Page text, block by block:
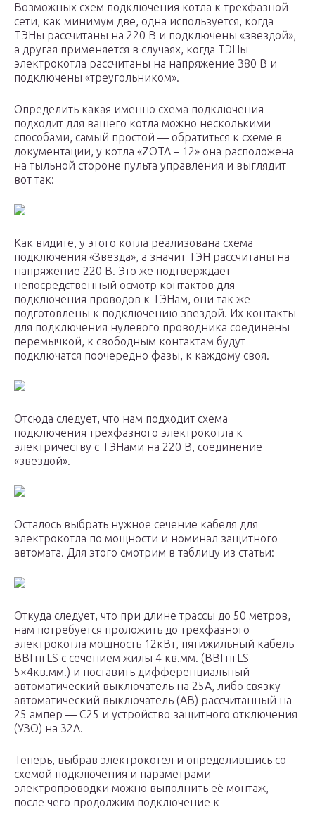
Возможных схем подключения котла к трехфазной
сети, как минимум две, одна используется, когда
ТЭНы рассчитаны на 220 В и подключены «звездой»,
а другая применяется в случаях, когда ТЭНы
электрокотла рассчитаны на напряжение 380 В и
подключены «треугольником».
Определить какая именно схема подключения
подходит для вашего котла можно несколькими
способами, самый простой — обратиться к схеме в
документации, у котла «ZOTA – 12» она расположена
на тыльной стороне пульта управления и выглядит
вот так:
Как видите, у этого котла реализована схема
подключения «Звезда», а значит ТЭН рассчитаны на
напряжение 220 В. Это же подтверждает
непосредственный осмотр контактов для
подключения проводов к ТЭНам, они так же
подготовлены к подключению звездой. Их контакты
для подключения нулевого проводника соединены
перемычкой, к свободным контактам будут
подключатся поочередно фазы, к каждому своя.
Отсюда следует, что нам подходит схема
подключения трехфазного электрокотла к
электричеству с ТЭНами на 220 В, соединение
«звездой».
Осталось выбрать нужное сечение кабеля для
электрокотла по мощности и номинал защитного
автомата. Для этого смотрим в таблицу из статьи:
Откуда следует, что при длине трассы до 50 метров,
нам потребуется проложить до трехфазного
электрокотла мощность 12кВт, пятижильный кабель
ВВГнгLS с сечением жилы 4 кв.мм. (ВВГнгLS
5×4кв.мм.) и поставить дифференциальный
автоматический выключатель на 25А, либо связку
автоматический выключатель (АВ) рассчитанный на
25 ампер — С25 и устройство защитного отключения
(УЗО) на 32А.
Теперь, выбрав электрокотел и определившись со
схемой подключения и параметрами
электропроводки можно выполнить её монтаж,
после чего продолжим подключение к